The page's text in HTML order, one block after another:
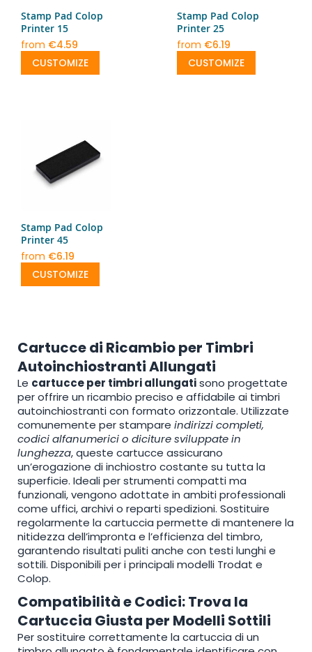
Stamp Pad Colop
Printer 15
from €4.59
CUSTOMIZE
Stamp Pad Colop
Printer 25
from €6.19
CUSTOMIZE
Stamp Pad Colop
Printer 45
from €6.19
CUSTOMIZE
Cartucce di Ricambio per Timbri
Autoinchiostranti Allungati
Le cartucce per timbri allungatisono progettate
per offrire un ricambio preciso e affidabile ai timbri
autoinchiostranti con formato orizzontale. Utilizzate
comunemente per stampare indirizzi completi,
codici alfanumerici o diciture sviluppate in
lunghezza, queste cartucce assicurano
un’erogazione di inchiostro costante su tutta la
superficie. Ideali per strumenti compatti ma
funzionali, vengono adottate in ambiti professionali
come uffici, archivi o reparti spedizioni. Sostituire
regolarmente la cartuccia permette di mantenere la
nitidezza dell’impronta e l’efficienza del timbro,
garantendo risultati puliti anche con testi lunghi e
sottili. Disponibili per i principali modelli Trodat e
Colop.
Compatibilità e Codici: Trova la
Cartuccia Giusta per Modelli Sottili
Per sostituire correttamente la cartuccia di un